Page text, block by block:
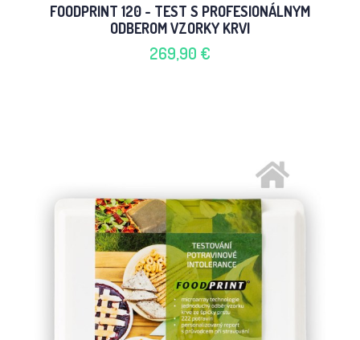
FOODPRINT 120 - TEST S PROFESIONÁLNYM
ODBEROM VZORKY KRVI
269,90 €